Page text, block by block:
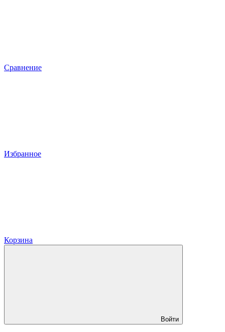
Сравнение
Избранное
Корзина
Войти